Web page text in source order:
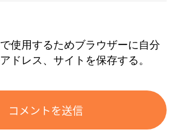
使用するためブラウザーに自分
ドレス、サイトを保存する。